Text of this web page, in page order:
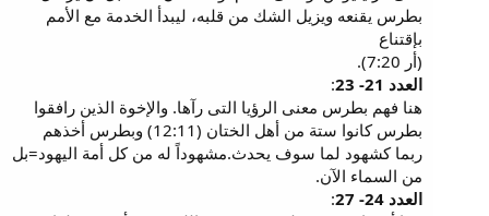
بطرس يقنعه ويزيل الشك من قلبه، ليبدأ الخدمة مع الأمم
بإقتناع
(أر 7:20).
العدد 21- 23
:
هنا فهم بطرس معنى الرؤيا التى رآها. والإخوة الذين رافقوا
بطرس كانوا ستة من أهل الختان (12:11) وبطرس أخذهم
ربما كشهود لما سوف يحدث.مشهوداً له من كل أمة اليهود=بل
من السماء الآن.
العدد 24- 27
: